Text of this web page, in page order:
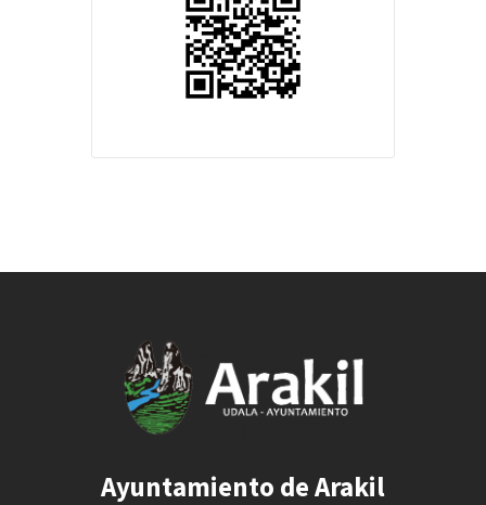
Ayuntamiento de Arakil